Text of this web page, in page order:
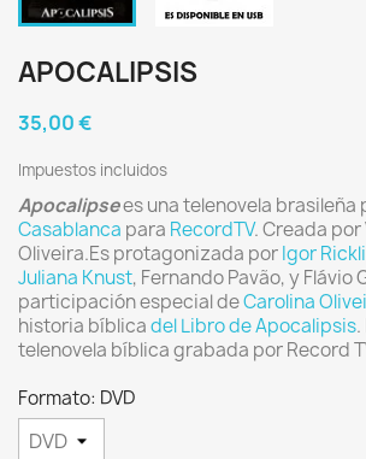
APOCALIPSIS
35,00 €
Impuestos incluidos
Apocalipsees una telenovela
Casablanca para RecordTV. Creada por
Oliveira.Es protagonizada porIgor Rickli
Juliana Knust, Fernando Pavão, y Flávio
participación especial deCarolina
historia bíblicadel Libro de Apocalipsis
telenovela bíblica grabada por Record
Formato: DVD